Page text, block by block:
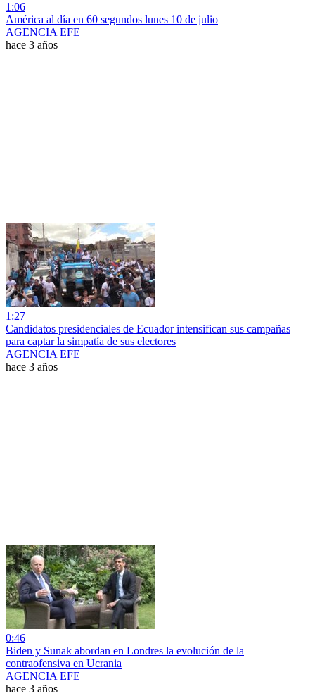
1:06
América al día en 60 segundos lunes 10 de julio
AGENCIA EFE
hace 3 años
1:27
Candidatos presidenciales de Ecuador intensifican sus campañas
para captar la simpatía de sus electores
AGENCIA EFE
hace 3 años
0:46
Biden y Sunak abordan en Londres la evolución de la
contraofensiva en Ucrania
AGENCIA EFE
hace 3 años